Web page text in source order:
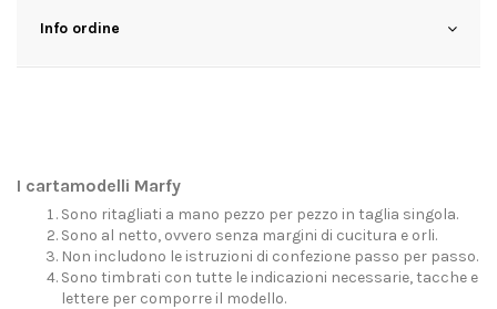
Info ordine
I cartamodelli Marfy
Sono ritagliati a mano pezzo per pezzo in taglia singola.
Sono al netto, ovvero senza margini di cucitura e orli.
Non includono le istruzioni di confezione passo per passo.
Sono timbrati con tutte le indicazioni necessarie, tacche e
lettere per comporre il modello.